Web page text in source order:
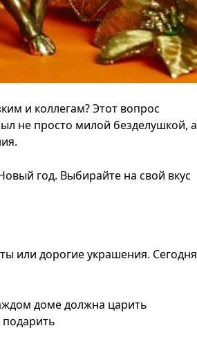
и коллегам? Этот вопрос
не просто милой безделушкой, а
год. Выбирайте на свой вкус
или дорогие украшения. Сегодня
доме должна царить